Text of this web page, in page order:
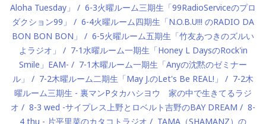
Aloha Tuesday」
6-3火曜ルーム三期生「99RadioServiceのプロ
ダクション99」
6-4火曜ルーム四期生「N.O.B.U!!! のRADIO DA
BON BON BON」
6-5火曜ルーム五期生「竹友あつきのズルい
よラジオ」
7-1水曜ルーム一期生「Honey L DaysのRock'in
Smile」EAM-
7-1木曜ルーム一期生「Anyの沈黙のゼミナー
ル」
7-2木曜ルーム二期生「May J.のLet's Be REAL!」
7-2木
曜ルーム三期生 - 裏マンPタカハシヨウ 家の中で生きてるラジ
オ
8-3 wed -サイプレス上野とロベルト吉野のBAY DREAM
8-
4 thu - 片平里菜のカタコトラジオ
TAMA（SHAMANZ）の